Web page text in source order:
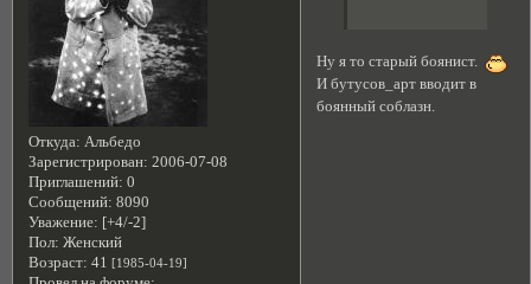
Откуда: Альбедо
Зарегистрирован: 2006-07-08
Приглашений: 0
Сообщений: 8090
Уважение: [+4/-2]
Пол: Женский
Возраст: 41 [1985-04-19]
Ну я то старый боянист.
И бутусов_арт вводит в
боянный соблазн.